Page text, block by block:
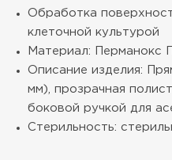
Обработка
клеточной культурой
Материал: Перманокс
Описание изделия:
мм), прозрачная
боковой ручкой для
Стерильность: